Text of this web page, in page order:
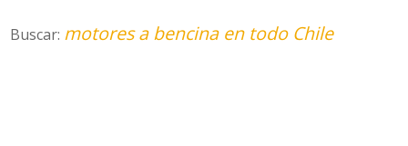
Buscar: motores a bencina en todo Chile